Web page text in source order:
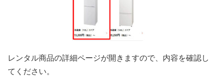
レンタル商品の詳細ページが開きますので、内容を確認し
てください。